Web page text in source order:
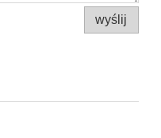
wyślij